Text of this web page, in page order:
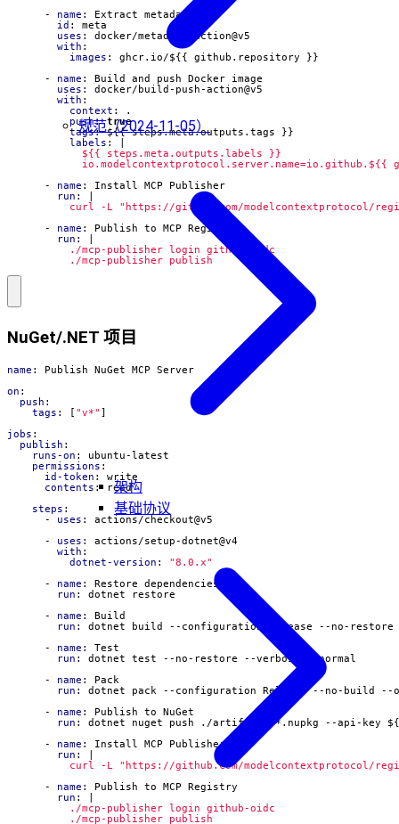
规范（2024-11-05）
架构
基础协议
- name :
Extract metadata
id :
meta
uses :
docker/metadata-action@v5
with :
images :
ghcr.io/${{ github.repository }}
- name :
Build and push Docker image
uses :
docker/build-push-action@v5
with :
context :
.
push: true
tags: ${{ steps.meta.outputs.tags }}
labels :
io.modelcontextprotocol.server.name=io.github.${{
- name :
Install MCP Publisher
run :
curl -L "https://github.com/modelcontextprotocol/
- name :
Publish to MCP Registry
run :
          ./mcp-publisher publish
NuGet/.NET 项目
name :
Publish NuGet MCP Server
on :
push :
tags : [ "v*" ]
jobs :
publish :
runs-on :
ubuntu-latest
permissions :
id-token :
write
contents :
read
steps :
- uses :
actions/checkout@v5
- uses :
actions/setup-dotnet@v4
with :
dotnet-version :
"8.0.x"
- name :
Restore dependencies
run :
dotnet restore
- name :
Build
run :
dotnet build --configuration Release --no-restore
- name :
Test
run :
dotnet test --no-restore --verbosity normal
- name :
Pack
run :
dotnet pack --configuration Release --no-build
- name :
Publish to NuGet
run :
dotnet nuget push ./artifacts/*.nupkg --api-key
- name :
Install MCP Publisher
run :
curl -L "https://github.com/modelcontextprotocol/
- name :
Publish to MCP Registry
run :
          ./mcp-publisher publish